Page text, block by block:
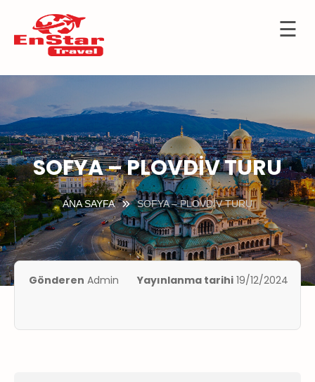
İçeriğe
☰
KIBRIS
SOFYA – PLOVDİV TURU
ANA SAYFA SOFYA – PLOVDİV TURU
Gönderen Admin Yayınlanma tarihi 19/12/2024